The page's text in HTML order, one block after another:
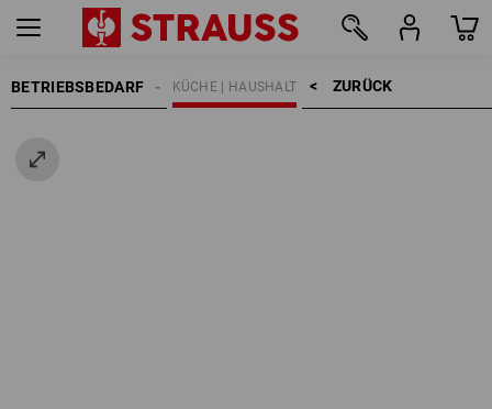
BETRIEBSBEDARF ZURÜCK    >
KÜCHE | HAUSHALT